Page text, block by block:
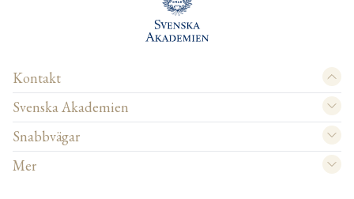
Kontakt
Svenska Akademien
Snabbvägar
Mer